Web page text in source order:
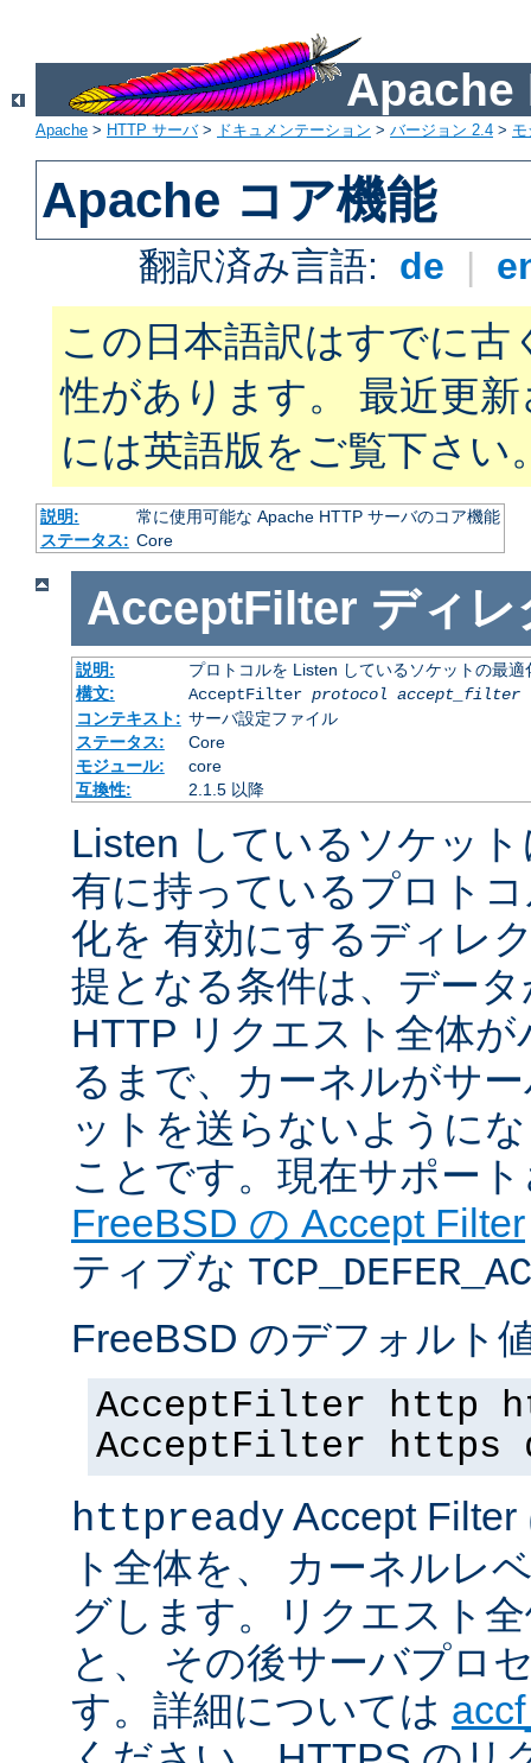
Apache
Apache > HTTP サーバ> ドキュメンテーション > バージョン 2.4 >
Apache コア機能
翻訳済み言語: de |
この日本語訳はすでに古
性があります。 最近更
には英語版をご覧下さい
説明:
常に使用可能な Apache HTTP サーバのコア機能
ステータス: Core
AcceptFilter ディレ
説明:
プロトコルを Listen しているソケットの最適
構文:
AcceptFilter protocol accept_filter
コンテキスト: サーバ設定ファイル
ステータス:
Core
モジュール:
core
互換性:
2.1.5 以降
Listen しているソケッ
有に持っているプロト
化を 有効にするディレ
提となる条件は、デー
HTTP リクエスト全体
るまで、カーネルがサ
ットを送らないように
ことです。現在サポー
FreeBSD の Accept Filter
ティブな
FreeBSD のデフォルト
AcceptFilter http
AcceptFilter https
httpready Accept
ト全体を、 カーネルレ
グします。リクエスト
と、 その後サーバプロ
す。詳細については